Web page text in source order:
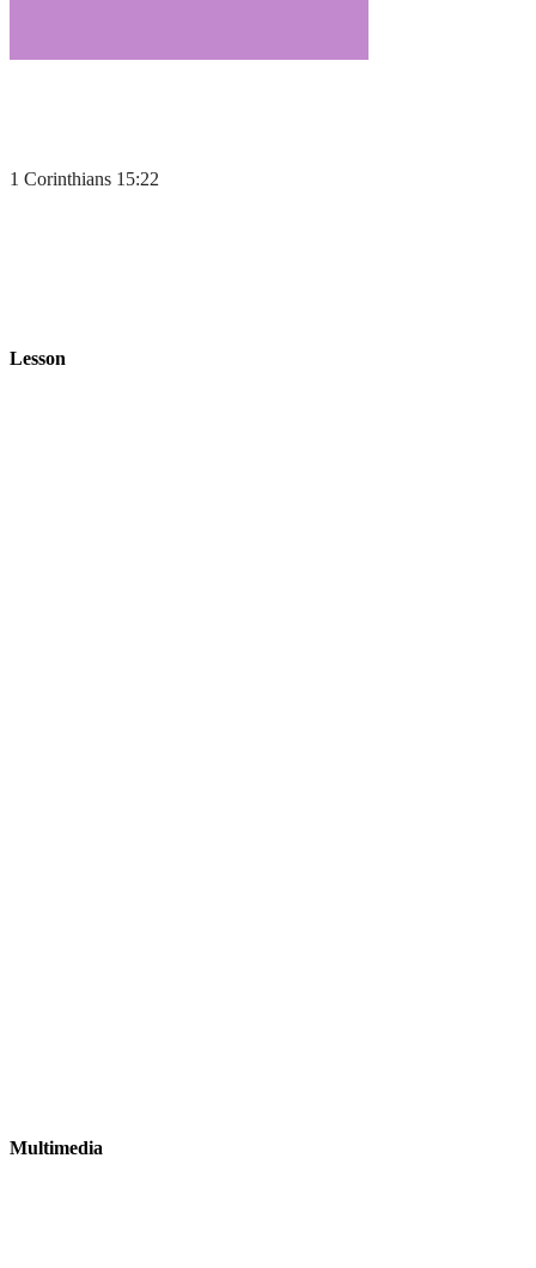
1 Corinthians 15:22
Lesson
Multimedia